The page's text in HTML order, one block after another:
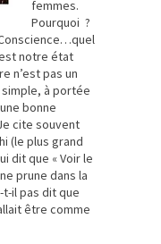
femmes.
Pourquoi ?
notre état
n’est pas un
à portée
bonne
cite souvent
(le plus grand
dit que « Voir le
prune dans la
t-il pas dit que
être comme